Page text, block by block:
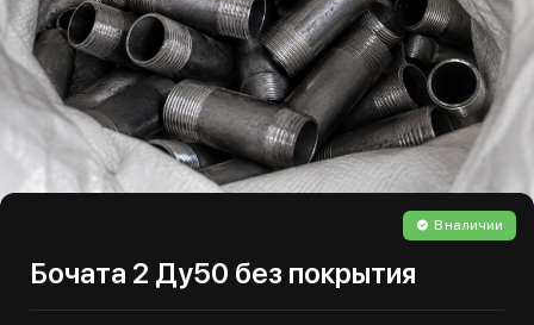
В наличии
Бочата 2 Ду50 без покрытия